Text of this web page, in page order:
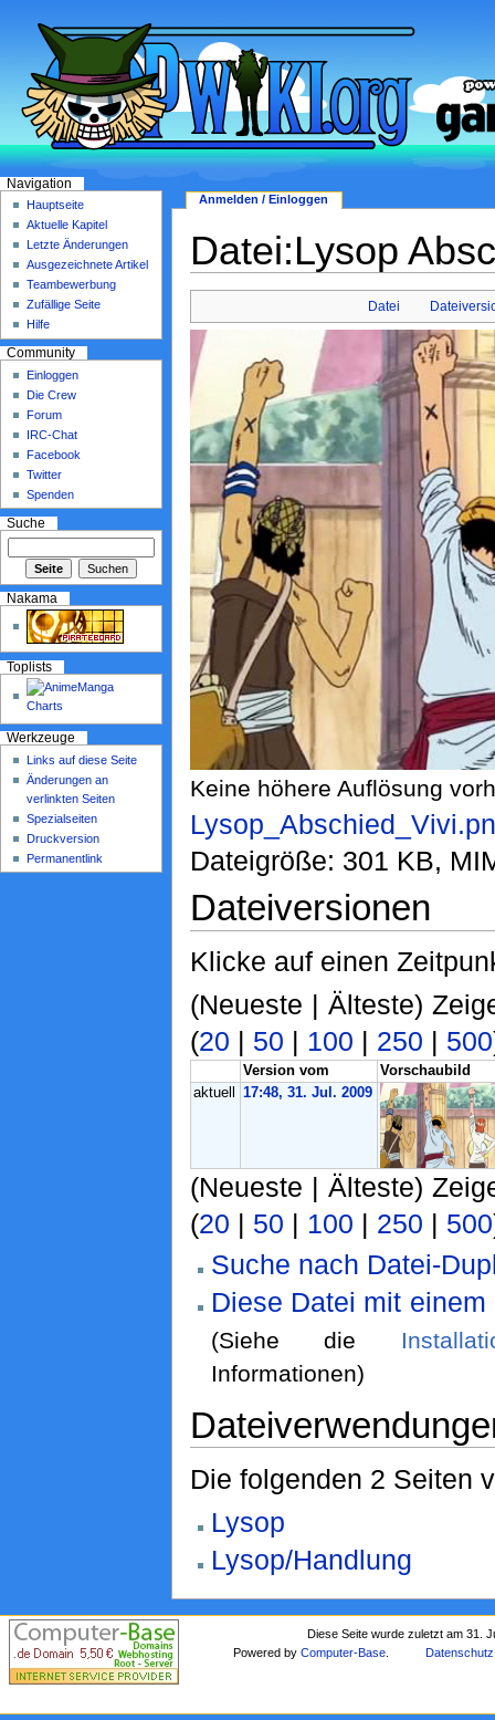
Datei:Lysop
Datei
Keine höhere Auflösung
Dateigröße: 301 KB,
Dateiversionen
Klicke auf einen
(Neueste | Älteste)
(20 | 50 | 100 | 250 | 500
Version vom
Vorschaubild
aktuell
17:48, 31. Jul. 2009
(Neueste | Älteste)
(20 | 50 | 100 | 250 | 500
Suche nach Datei-
Diese Datei mit
(Siehe die
Informationen)
Die folgenden 2 Seiten
Lysop
Lysop/Handlung
Anmelden / Einloggen
Navigation
Hauptseite
Aktuelle Kapitel
Letzte Änderungen
Ausgezeichnete Artikel
Teambewerbung
Zufällige Seite
Hilfe
Community
Einloggen
Die Crew
Forum
IRC-Chat
Facebook
Twitter
Spenden
Suche
Nakama
Toplists
Werkzeuge
Links auf diese Seite
Änderungen an
verlinkten Seiten
Spezialseiten
Druckversion
Permanentlink
Diese Seite wurde zuletzt am 31.
Powered byComputer-Base Datenschutz